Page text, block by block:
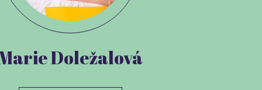
Doležalová